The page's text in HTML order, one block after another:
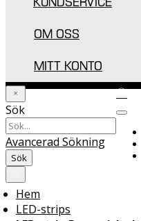
OM OSS
MITT KONTO
Sök
Avancerad Sökning
Sök
Hem
LED-strips